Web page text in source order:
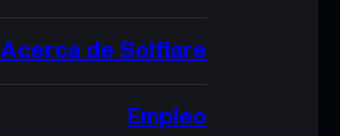
Acerca de Solflare
Empleo